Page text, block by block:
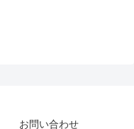
お問い合わせ